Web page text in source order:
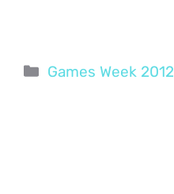
Categorie
Games Week 2012